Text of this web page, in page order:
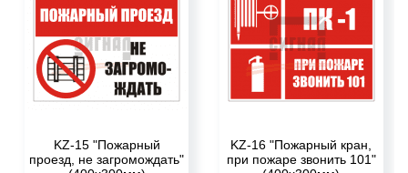
KZ-15 "Пожарный
проезд, не загромождать"
KZ-16 "Пожарный кран,
при пожаре звонить 101"